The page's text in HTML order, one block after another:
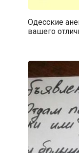
Одесские
вашего